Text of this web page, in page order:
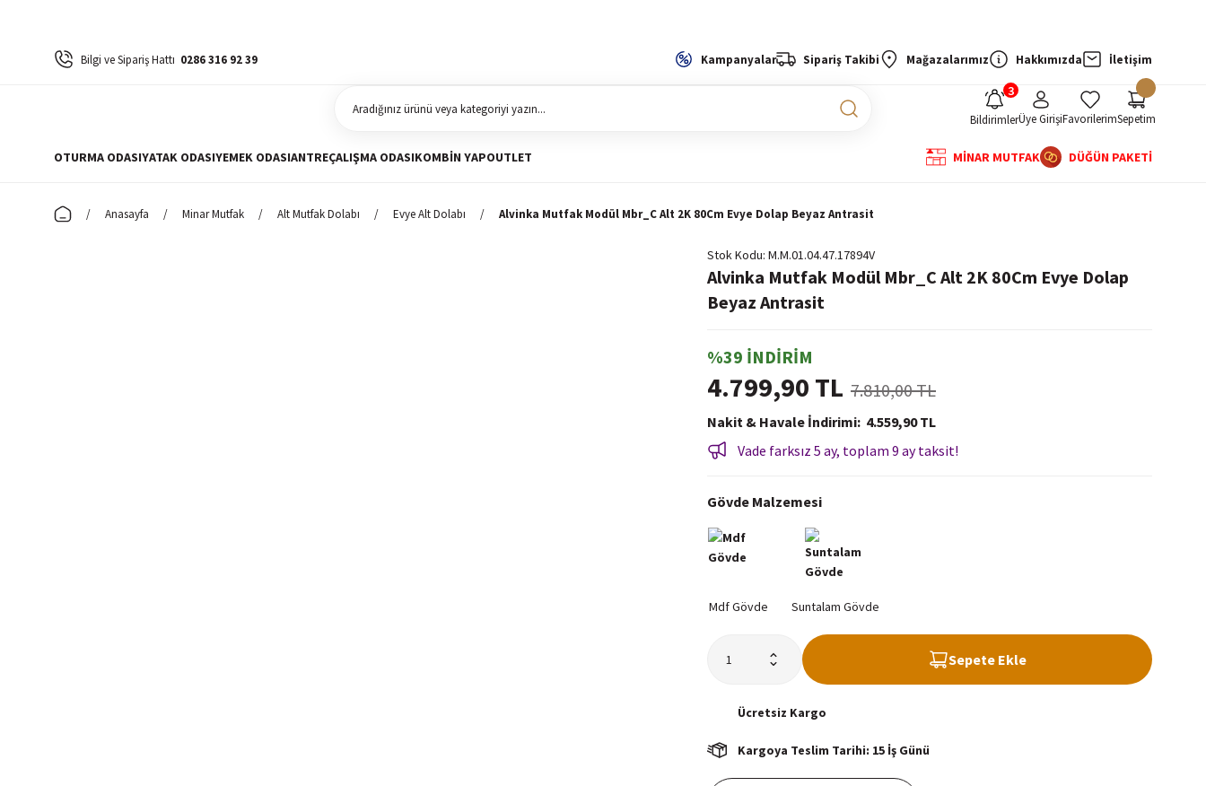
Bilgi ve Sipariş Hattı 0286 316 92 39 Kampanyalar Sipariş Takibi Mağazalarımız Hakkımızda İletişim
BildirimlerÜye GirişiFavorilerimSepetim
OTURMA ODASIYATAK ODASIYEMEK ODASIANTREÇALIŞMA ODASIKOMBIN YAPOUTLET MİNAR MUTFAK DÜĞÜN PAKETİ
Anasayfa Minar Mutfak Alt Mutfak Dolabı Evye Alt Dolabı Alvinka Mutfak Modül Mbr_C Alt 2K 80Cm Evye Dolap Beyaz Antrasit
Stok Kodu M.M.01.04.47.17894V
Alvinka Mutfak Modül Mbr_C Alt 2K 80Cm Evye Dolap
Beyaz Antrasit
%39 İNDİRİM
4.799,90 TL 7.810,00 TL
Nakit & Havale İndirimi 4.559,90 TL
Vade farksız 5 ay, toplam 9 ay taksit!
Gövde Malzemesi
Sepete Ekle
Ücretsiz Kargo
Kargoya Teslim Tarihi: 15 İş Günü